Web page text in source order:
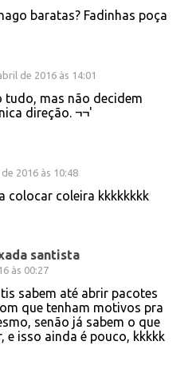
baratas? Fadinhas poça
de 2016 às 14:01
tudo, mas não decidem
direção. ¬¬'
2016 às 10:48
colocar coleira kkkkkkkk
santista
às 00:27
sabem até abrir pacotes
que tenham motivos pra
senão já sabem o que
e isso ainda é pouco, kkkkk